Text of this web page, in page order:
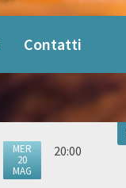
Contatti
MER
20
MAG
20:00